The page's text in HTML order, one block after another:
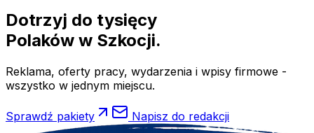
Dotrzyj do tysięcy
Polaków w Szkocji.
Reklama, oferty pracy, wydarzenia i wpisy firmowe -
wszystko w jednym miejscu.
Sprawdź pakiety Napisz do redakcji